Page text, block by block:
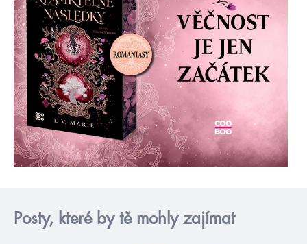
Posty, které by tě mohly zajímat